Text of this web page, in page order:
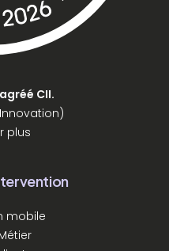
CII.
plus
mobile